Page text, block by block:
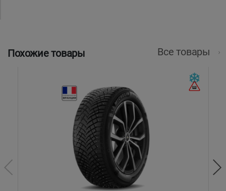
Похожие товары Все товары